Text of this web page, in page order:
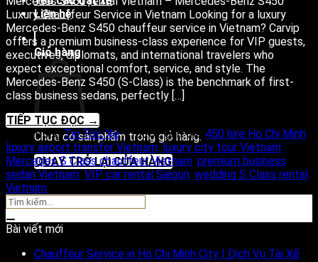
Liên hệ
Giỏ hàng
Chưa có sản phẩm trong giỏ hàng.
QUAY TRỞ LẠI CỬA HÀNG
Luxury Chauffeur Service in Vietnam Looking for a luxury
Mercedes-Benz S450 chauffeur service in Vietnam? Carvip
offers a premium business-class experience for VIP guests,
executives, diplomats, and international travelers who
expect exceptional comfort, service, and style. The
Mercedes-Benz S450 (S-Class) is the benchmark of first-
class business sedans, perfectly […]
TIẾP TỤC ĐỌC →
Đăng trongTin Tức Xe | Được gắn thẻ 450 hire Ho Chi Minh
luxury airport transfer Vietnam,luxury city tour Vietnam
Mercedes S Class chauffeur Vietnam premium business
sedan Vietnam VIP car rental Saigon wedding S Class rental
Vietnam
Bài viết mới
Chauffeur Service in Ho Chi Minh City | Dịch Vụ Tài Xế